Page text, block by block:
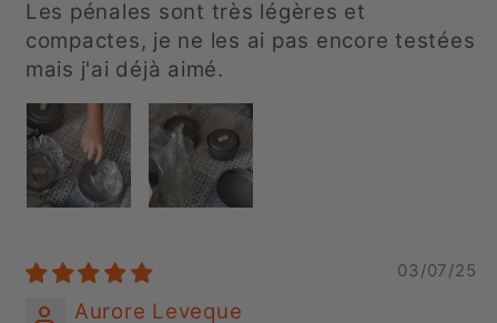
Les pénales sont très légères et
compactes, je ne les ai pas encore testées
mais j'ai déjà aimé.
03/07/25
Aurore Leveque